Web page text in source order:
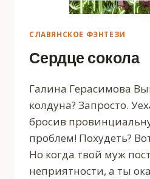
СЛАВЯНСКОЕ ФЭНТЕЗИ
Сердце сокола
Галина Герасимова
колдуна? Запросто.
бросив
проблем! Похудеть?
Но когда твой муж
неприятности, а ты